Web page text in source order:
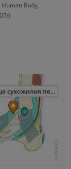
Body,
).